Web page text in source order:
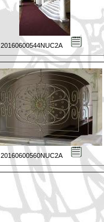
20160600544NUC2A
20160600560NUC2A